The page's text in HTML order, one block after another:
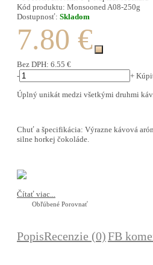
Kód produktu: Monsooned A08-250g
Dostupnosť: Skladom
7.80 €
Bez DPH: 6.55 €
-
+
Úplný unikát medzi všetkými druhmi káv.
Chuť a špecifikácia: Výrazne kávová
silne horkej čokoláde.
Čítať viac...
Obľúbené Porovnať
PopisRecenzie (0)FB